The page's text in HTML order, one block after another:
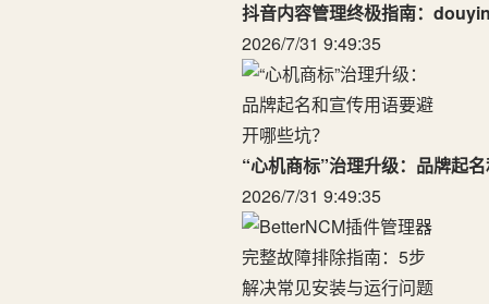
抖音内容管理终极指南：
2026/7/31 9:49:35
“心机商标”治理升级：品牌起
2026/7/31 9:49:35